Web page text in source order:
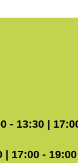
- 13:30 |
| 17:00 - 19:00